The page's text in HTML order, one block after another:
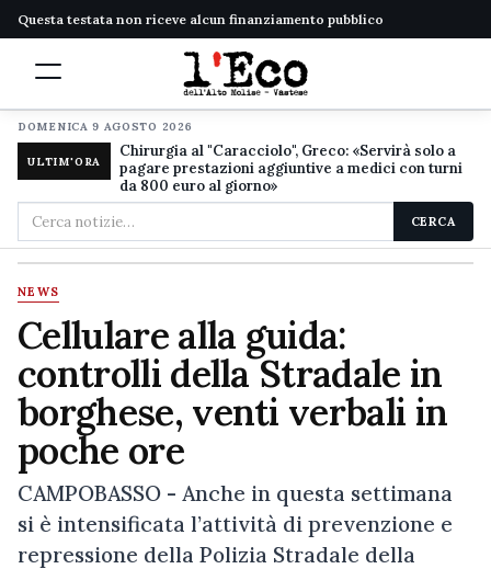
Questa testata non riceve alcun finanziamento pubblico
DOMENICA 9 AGOSTO 2026
ULTIM'ORA
Chirurgia al "Caracciolo", Greco: «Servirà solo a
pagare prestazioni aggiuntive a medici con turni
da 800 euro al giorno»
Cerca
nel
sito
CERCA
NEWS
Cellulare alla guida:
controlli della Stradale in
borghese, venti verbali in
poche ore
CAMPOBASSO - Anche in questa settimana
si è intensificata l’attività di prevenzione e
repressione della Polizia Stradale della